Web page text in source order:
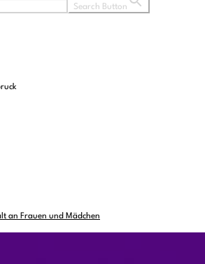
Search Button
an Frauen und Mädchen